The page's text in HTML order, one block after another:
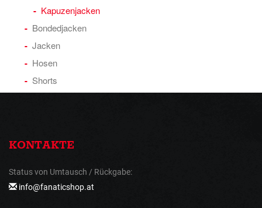
Kapuzenjacken
Bondedjacken
Jacken
Hosen
Shorts
KONTAKTE
Status von Umtausch / Rückgabe:
info@fanaticshop.at